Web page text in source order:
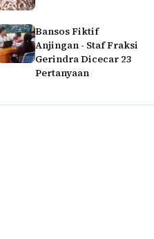
Bansos Fiktif
Anjingan - Staf Fraksi
Gerindra Dicecar 23
Pertanyaan